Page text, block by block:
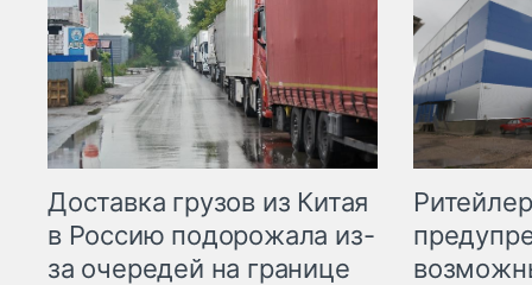
Доставка грузов из Китая
в Россию подорожала из-
за очередей на границе